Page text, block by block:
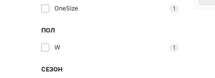
OneSize 1
ПОЛ
W 1
СЕЗОН